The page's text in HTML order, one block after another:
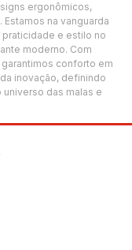
ergonômicos,
na vanguarda
e estilo no
moderno. Com
conforto em
inovação, definindo
das malas e